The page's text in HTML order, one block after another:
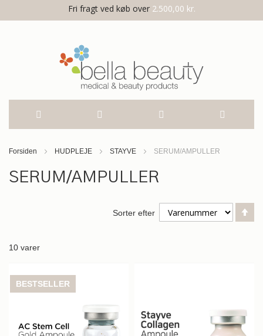
Fri fragt ved køb over 2.500,00 kr.
Forsiden HUDPLEJE STAYVE SERUM/AMPULLER
SERUM/AMPULLER
10 varer
Sorter efter
BESTSELLER